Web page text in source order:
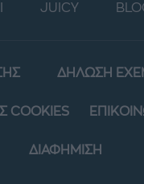
JUICY
ΔΗΛΩΣΗ
COOKIES
ΔΙΑΦΗΜΙΣΗ